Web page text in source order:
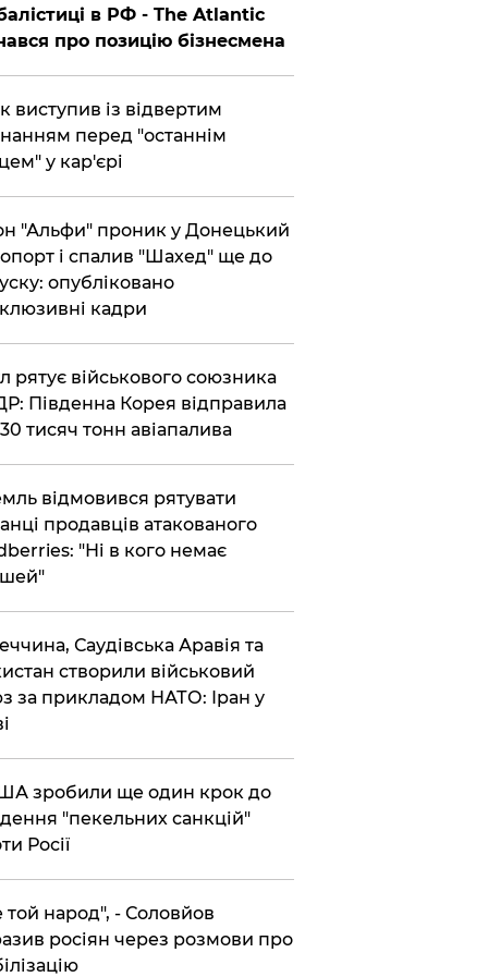
в РФ - The Atlantic
про позицію бізнесмена
виступив із відвертим
перед "останнім
у кар'єрі
"Альфи" проник у Донецький
і спалив "Шахед" ще до
опубліковано
кадри
рятує військового союзника
Південна Корея відправила
тисяч тонн авіапалива
відмовився рятувати
продавців атакованого
"Ні в кого немає
Саудівська Аравія та
створили військовий
за прикладом НАТО: Іран у
зробили ще один крок до
"пекельних санкцій"
Росії
той народ", - Соловйов
росіян через розмови про